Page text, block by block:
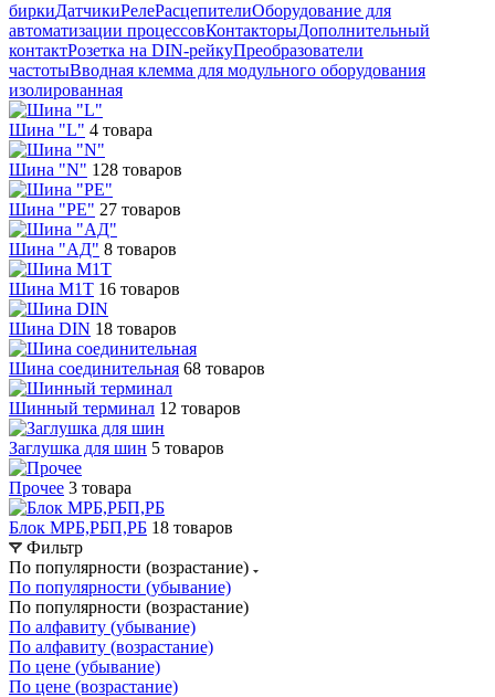
биркиДатчикиРелеРасцепителиОборудование для
автоматизации процессовКонтакторыДополнительный
контактРозетка на DIN-рейкуПреобразователи
частотыВводная клемма для модульного оборудования
изолированная
Шина "L" 4 товара
Шина "N" 128 товаров
Шина "PE" 27 товаров
Шина "АД" 8 товаров
Шина М1Т 16 товаров
Шина DIN 18 товаров
Шина соединительная 68 товаров
Шинный терминал 12 товаров
Заглушка для шин 5 товаров
Прочее 3 товара
Блок МРБ,РБП,РБ 18 товаров
Фильтр
По популярности (возрастание)
По популярности (убывание)
По популярности (возрастание)
По алфавиту (убывание)
По алфавиту (возрастание)
По цене (убывание)
По цене (возрастание)